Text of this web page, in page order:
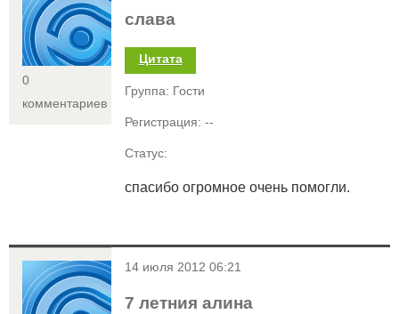
0
комментариев
слава
Цитата
Группа: Гости
Регистрация: --
Статус:
спасибо огромное очень помогли.
14 июля 2012 06:21
7 летния алина